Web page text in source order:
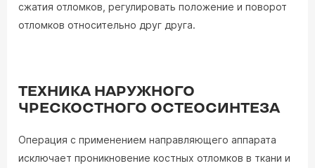
сжатия отломков, регулировать положение и поворот
отломков относительно друг друга.
ТЕХНИКА НАРУЖНОГО
ЧРЕСКОСТНОГО ОСТЕОСИНТЕЗА
Операция с применением направляющего аппарата
исключает проникновение костных отломков в ткани и